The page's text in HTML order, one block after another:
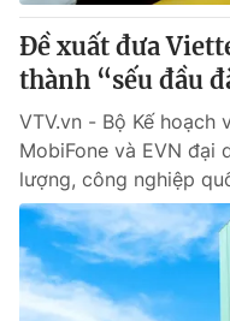
Đề xuất đưa
thành “sếu đầu
VTV.vn - Bộ Kế
MobiFone và EVN đại
lượng, công nghiệp